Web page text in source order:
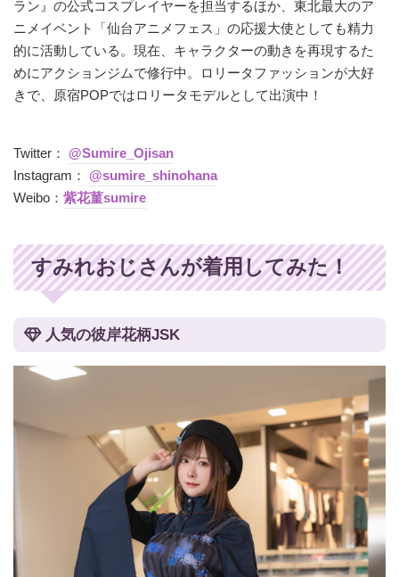
ラン』の公式コスプレイヤーを担当するほか、東北最大のア
ニメイベント「仙台アニメフェス」の応援大使としても精力
的に活動している。現在、キャラクターの動きを再現するた
めにアクションジムで修行中。ロリータファッションが大好
きで、原宿POPではロリータモデルとして出演中！
Twitter： @Sumire_Ojisan
Instagram： @sumire_shinohana
Weibo： 紫花菫sumire
すみれおじさんが着用してみた！
人気の彼岸花柄JSK